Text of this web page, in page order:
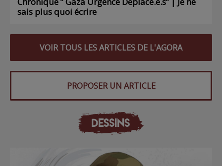
sais plus quoi écrire
VOIR TOUS LES ARTICLES DE L'AGORA
PROPOSER UN ARTICLE
DESSINS